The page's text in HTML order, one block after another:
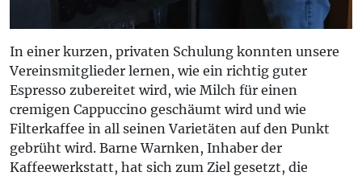
In einer kurzen, privaten Schulung konnten unsere
Vereinsmitglieder lernen, wie ein richtig guter
Espresso zubereitet wird, wie Milch für einen
cremigen Cappuccino geschäumt wird und wie
Filterkaffee in all seinen Varietäten auf den Punkt
gebrüht wird. Barne Warnken, Inhaber der
Kaffeewerkstatt, hat sich zum Ziel gesetzt, die